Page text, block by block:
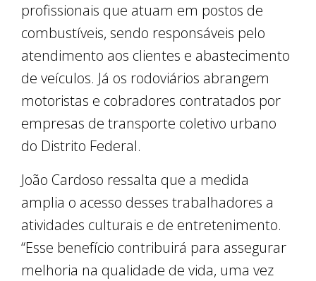
profissionais que atuam em postos de
combustíveis, sendo responsáveis pelo
atendimento aos clientes e abastecimento
de veículos. Já os rodoviários abrangem
motoristas e cobradores contratados por
empresas de transporte coletivo urbano
do Distrito Federal.
João Cardoso ressalta que a medida
amplia o acesso desses trabalhadores a
atividades culturais e de entretenimento.
“Esse benefício contribuirá para assegurar
melhoria na qualidade de vida, uma vez